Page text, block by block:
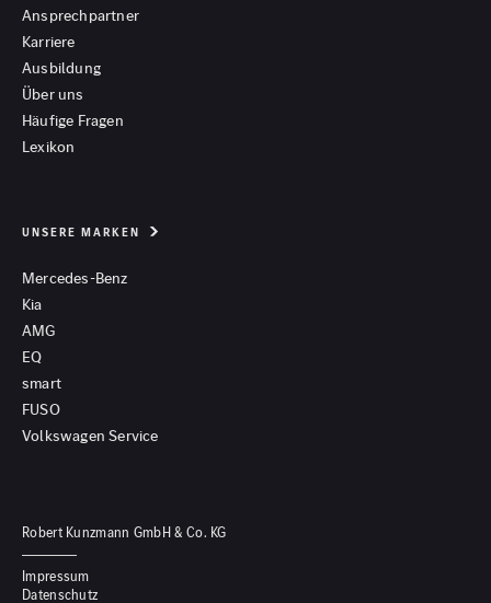
Ansprechpartner
Karriere
Ausbildung
Über uns
Häufige Fragen
Lexikon
UNSERE MARKEN
Mercedes-Benz
Kia
AMG
EQ
smart
FUSO
Volkswagen Service
Robert Kunzmann GmbH & Co. KG
Impressum
Datenschutz